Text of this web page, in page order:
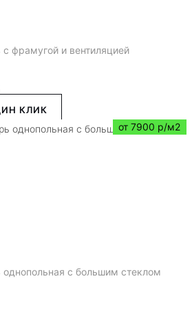
фрамугой и вентиляцией
КЛИК
от 7900 р/м2
с большим стеклом